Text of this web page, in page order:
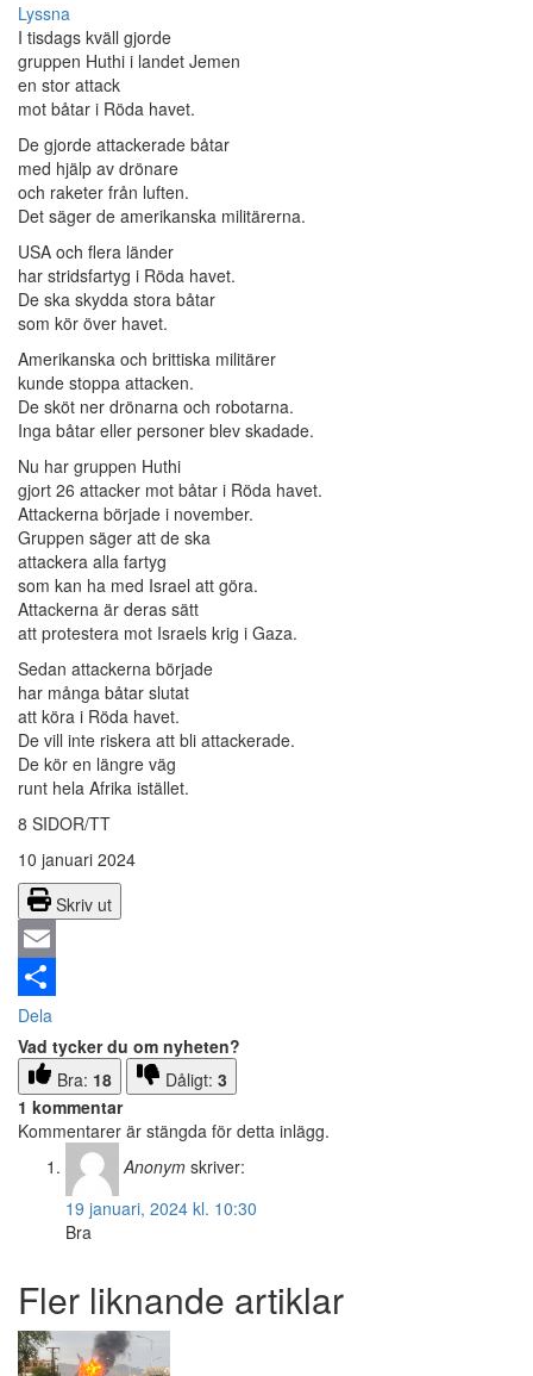
Lyssna
I tisdags kväll gjorde
gruppen Huthi i landet Jemen
en stor attack
mot båtar i Röda havet.
De gjorde attackerade båtar
med hjälp av drönare
och raketer från luften.
Det säger de amerikanska militärerna.
USA och flera länder
har stridsfartyg i Röda havet.
De ska skydda stora båtar
som kör över havet.
Amerikanska och brittiska militärer
kunde stoppa attacken.
De sköt ner drönarna och robotarna.
Inga båtar eller personer blev skadade.
Nu har gruppen Huthi
gjort 26 attacker mot båtar i Röda havet.
Attackerna började i november.
Gruppen säger att de ska
attackera alla fartyg
som kan ha med Israel att göra.
Attackerna är deras sätt
att protestera mot Israels krig i Gaza.
Sedan attackerna började
har många båtar slutat
att köra i Röda havet.
De vill inte riskera att bli attackerade.
De kör en längre väg
runt hela Afrika istället.
8 SIDOR/TT
10 januari 2024
Skriv ut
Email
Dela
Vad tycker du om nyheten?
Bra: 18 Dåligt: 3
1 kommentar
Kommentarer är stängda för detta inlägg.
Anonym skriver:
19 januari, 2024 kl. 10:30
Bra
Fler liknande artiklar